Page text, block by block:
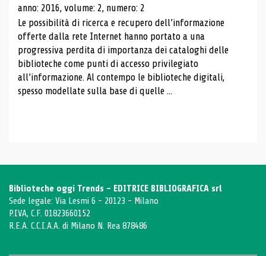
anno: 2016, volume: 2, numero: 2
Le possibilità di ricerca e recupero dell’informazione
offerte dalla rete Internet hanno portato a una
progressiva perdita di importanza dei cataloghi delle
biblioteche come punti di accesso privilegiato
all’informazione. Al contempo le biblioteche digitali,
spesso modellate sulla base di quelle ...
Biblioteche oggi Trends - EDITRICE BIBLIOGRAFICA srl
Sede legale: Via Lesmi 6 - 20123 - Milano
P.IVA, C.F. 01823660152
R.E.A. C.C.I.A.A. di Milano N. Rea 878486